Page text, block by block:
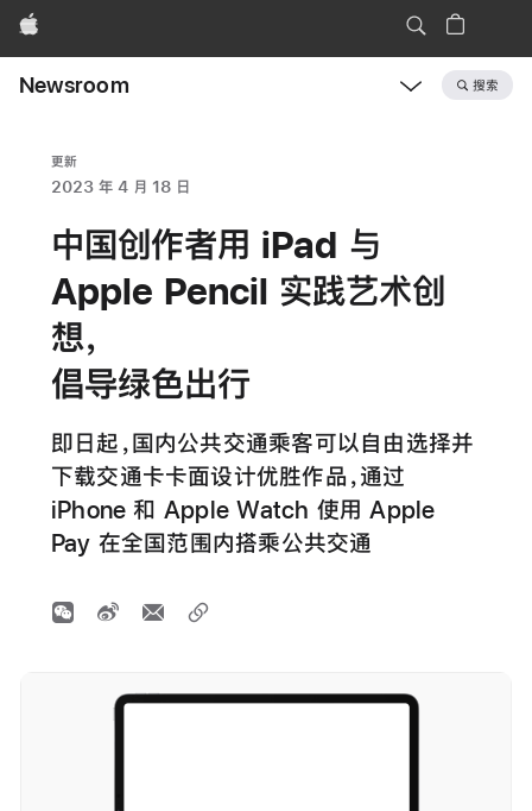
Apple
Newsroom 搜索
更新
2023 年 4 月 18 日
中国创作者用 iPad 与
Apple Pencil 实践艺术创
想，
倡导绿色出行
即日起，国内公共交通乘客可以自由选择并
下载交通卡卡面设计优胜作品，通过
iPhone 和 Apple Watch 使用 Apple
Pay 在全国范围内搭乘公共交通